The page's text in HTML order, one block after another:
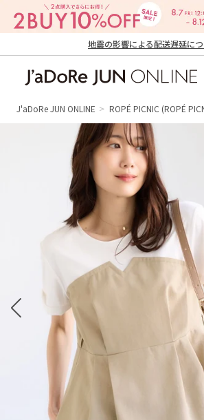
地震の影響による配送遅延に
ン オンライン）
J'aDoRe JUN ONLINE ROPÉ PICNIC (ROPÉ